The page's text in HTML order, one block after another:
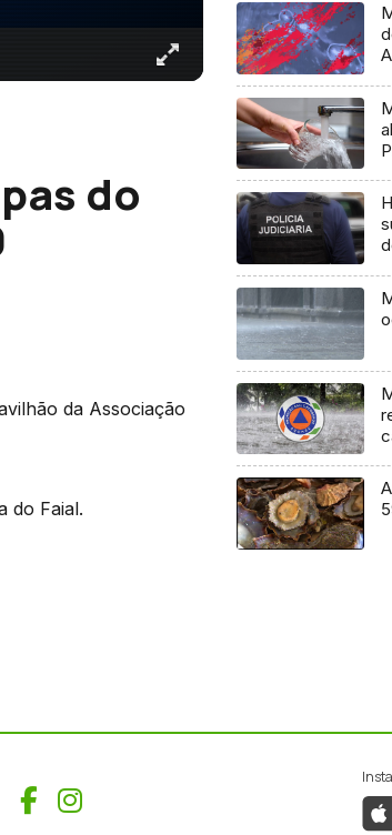
do
da Associação
do Faial.
Facebook
Instagram